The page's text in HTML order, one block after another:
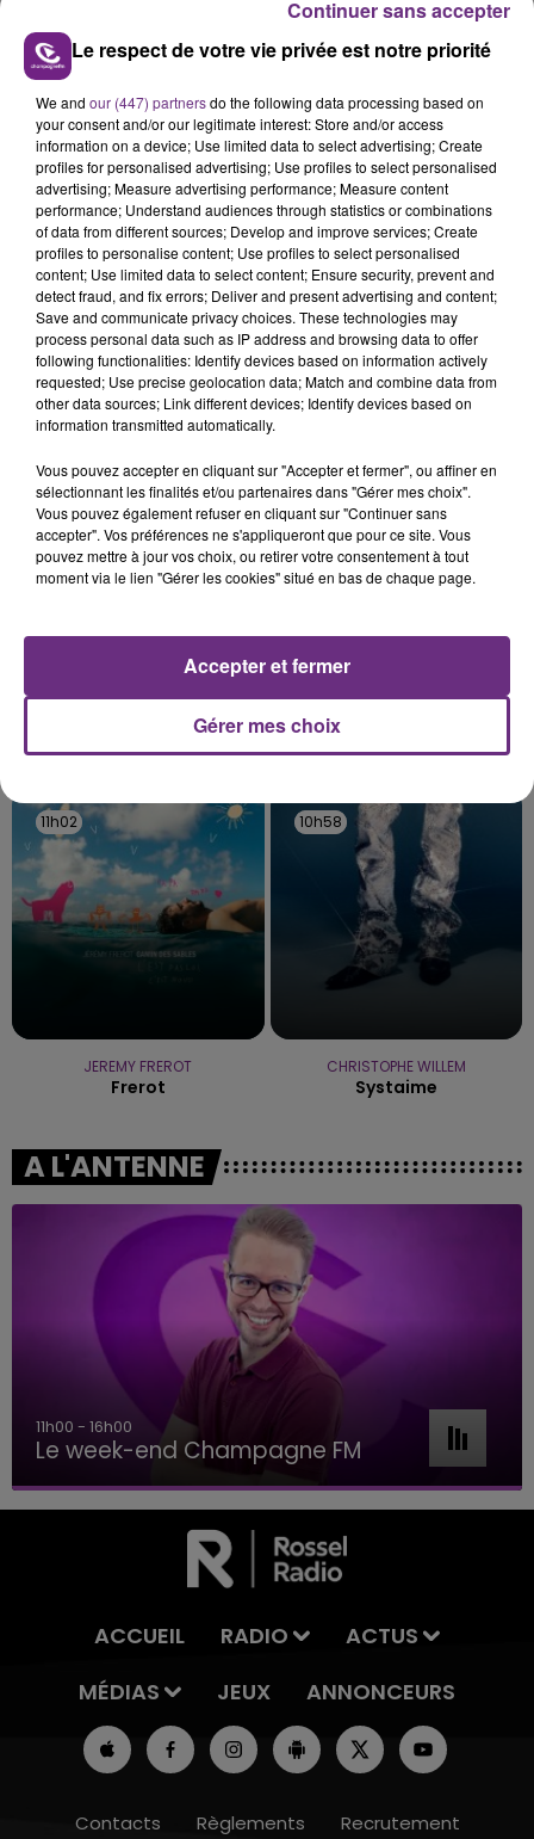
FIL D'ACTU
7 août 2026
LA CENTRALE NUCLÉAIRE DE CHOOZ
TOUJOURS À L'ARRÊT
Cela fait déjà une semaine que la centrale
nucléaire ardennaise est à l'arrêt. Une situation
justifiée par la sécheresse intense qui est toujours
présente.
7 août 2026
SES PORTES
C'était l'une des institutions du centre-ville
rémois. Le magasin JouéClub est contraint de
fermer ses portes.
TITRES DIFFUSÉS
11h02
11h02
JEREMY FREROT
Frerot
10h58
10h58
CHRISTOPHE WILLEM
Systaime
A L'ANTENNE
11h00 - 16h00
Le week-end Champagne FM
ACCUEIL RADIO
ACTUS
MÉDIAS
JEUX ANNONCEURS
Contacts Règlements Recrutement
Le respect de votre vie privée est notre priorité
We and our (447) partnersdo the following data processing based on
your consent and/or our legitimate interest: Store and/or access
information on a device; Use limited data to select advertising; Create
profiles for personalised advertising; Use profiles to select personalised
advertising; Measure advertising performance; Measure content
performance; Understand audiences through statistics or combinations
of data from different sources; Develop and improve services; Create
profiles to personalise content; Use profiles to select personalised
content; Use limited data to select content; Ensure security, prevent and
detect fraud, and fix errors; Deliver and present advertising and content;
Save and communicate privacy choices. These technologies may
process personal data such as IP address and browsing data to offer
following functionalities: Identify devices based on information actively
requested; Use precise geolocation data; Match and combine data from
other data sources; Link different devices; Identify devices based on
information transmitted automatically.
Vous pouvez accepter en cliquant sur "Accepter et fermer", ou affiner en
sélectionnant les finalités et/ou partenaires dans "Gérer mes choix".
Vous pouvez également refuser en cliquant sur "Continuer sans
accepter". Vos préférences ne s'appliqueront que pour ce site. Vous
pouvez mettre à jour vos choix, ou retirer votre consentement à tout
moment via le lien "Gérer les cookies" situé en bas de chaque page.
Gérer mes choix
Accepter et fermer
Continuer sans accepter